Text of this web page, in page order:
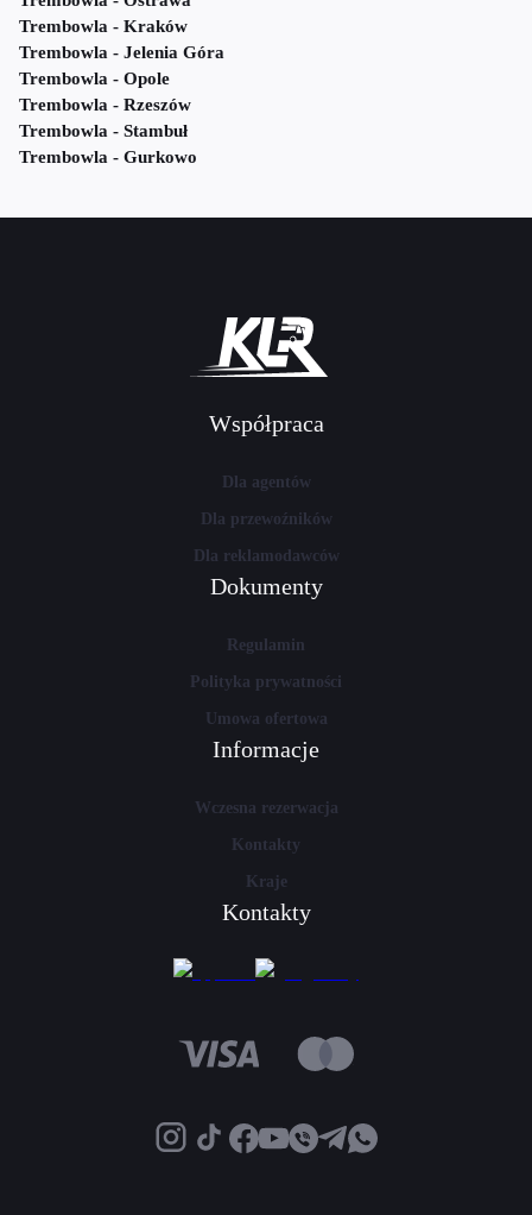
Trembowla - Kraków
Trembowla - Jelenia Góra
Trembowla - Opole
Trembowla - Rzeszów
Trembowla - Stambuł
Trembowla - Gurkowo
Współpraca
Dla agentów
Dla przewoźników
Dla reklamodawców
Dokumenty
Regulamin
Polityka prywatności
Umowa ofertowa
Informacje
Wczesna rezerwacja
Kontakty
Kraje
Kontakty